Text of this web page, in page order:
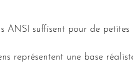
suffisent pour de petites
représentent une base